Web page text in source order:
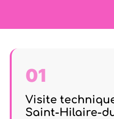
01
Visite
Saint-Hilaire-